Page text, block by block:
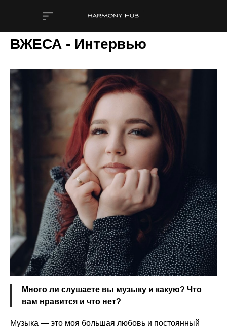
ВЖЕСА - Интервью
Много ли слушаете вы музыку и какую? Что
вам нравится и что нет?
Музыка — это моя большая любовь и постоянный